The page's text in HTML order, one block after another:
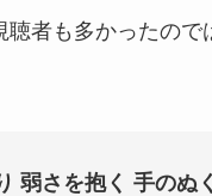
聴者も多かったので
弱さを抱く 手のぬ